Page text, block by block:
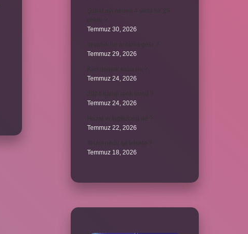
Temmuz 30, 2026
Temmuz 29, 2026
Temmuz 24, 2026
Temmuz 24, 2026
Temmuz 22, 2026
Temmuz 18, 2026